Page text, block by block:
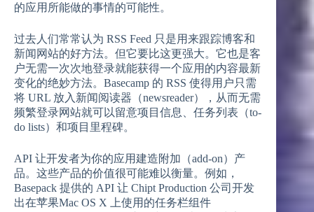
的应用所能做的事情的可能性。
过去人们常常认为 RSS Feed 只是用来跟踪博客和
新闻网站的好方法。但它要比这更强大。它也是客
户无需一次次地登录就能获得一个应用的内容最新
变化的绝妙方法。Basecamp 的 RSS 使得用户只需
将 URL 放入新闻阅读器（newsreader），从而无需
频繁登录网站就可以留意项目信息、任务列表（to-
do lists）和项目里程碑。
API 让开发者为你的应用建造附加（add-on）产
品。这些产品的价值很可能难以衡量。例如，
Basepack 提供的 API 让 Chipt Production 公司开发
出在苹果Mac OS X 上使用的任务栏组件